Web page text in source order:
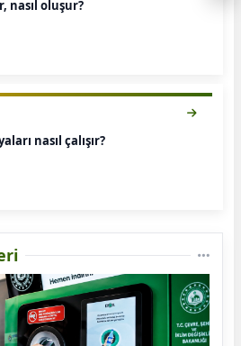
nasıl oluşur?
nasıl çalışır?